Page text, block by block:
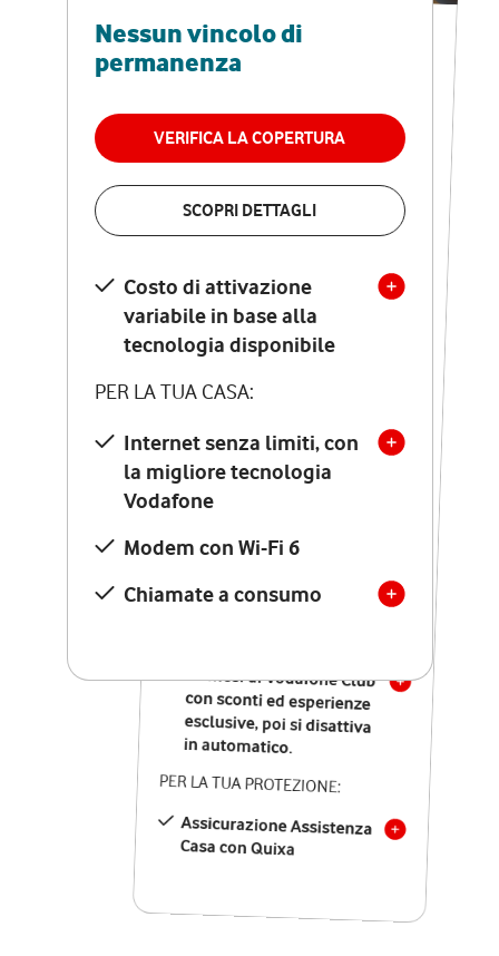
Nessun vincolo di
permanenza
VERIFICA LA COPERTURA
SCOPRI DETTAGLI
Costo di attivazione
variabile in base alla
tecnologia disponibile
PER LA TUA CASA:
Internet senza limiti, con
la migliore tecnologia
Vodafone
Modem con Wi-Fi 6
Chiamate a consumo
RETE FISSA + VODAFONE CLUB
29,95€
permanenza
VERIFICA LA COPERTURA
Costo di attivazione
variabile in base alla
tecnologia disponibile
PER LA TUA CASA:
Internet senza limiti, con
la migliore tecnologia
Vodafone
Modem Seven con Wi-Fi 7
Chiamate illimitate verso
numeri fissi e mobili
nazionali
12 mesi di Vodafone Club
con sconti ed esperienze
esclusive, poi si disattiva
in automatico.
PER LA TUA PROTEZIONE:
Assicurazione Assistenza
Casa con Quixa